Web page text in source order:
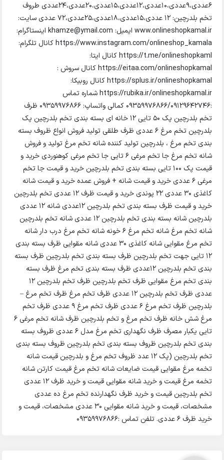
۶عددی،۹عددی،۱۰عددی،۱۲عددی،۱۵عددی،۲۰عددی،۲۴عددی طروف
تخم بلدرچین: ۱۲ عددی،۱۵عددی،۱۸عددی،۲۵عددی،۷۲ عددی سایت:
www.onlineshopkamal.ir ایمیل: khamze@ymail.com اینستاگرام:
https://www.instagram.com/onlineshop_kamala کانال تلگرام:
https://t.me/onlineshopkaml کانال ایتا:
https://eitaa.com/onlineshopkamal کانال سروش :
https://splus.ir/onlineshopkamal کانال روبیکا:
https://rubika.ir/onlineshopkamal.ir شماره تماس
:09359976866/09129642746 کمالی واتساپ: 09359976866 ظرف
تخم بلدرچین پک 50 تایی 12 خانه ای بسته بندی تخم بلدرچین پک
بلدرچین تخم مرغ 6 عددی ظرف طلقی تولید فروش انواع ظروف بسته
بندی تخم مرغ ، بلدرچین تولید کننده شانه تخم مرغ تولید و فروش
شانه تخم مرغ جا تخم مرغی 6 تایی جا تخم مرغی کوهنوردی خرید و
قیمت پک 100 تایی بسته بندی تخم بلدرچین خرید و قیمت جا تخم
مرغی 6 عددی خرید و قیمت شانه + فروش عمده خرید و قیمت شانه
کاغذی 30 عددی 22 پوندی خرید و قیمت ظرف ۱۲ عددی تخم بلدرچین
خرید و قیمت ظرف بسته بندی تخم بلدرچین 12عددی شانه 12 عددی
بلدرچین شانه بسته بندی تخم بلدرچین 12 عددی شانه تخم بلدرچین
شانه تخم مرغ شانه تخم مرغ 6 خونه شانه تخم مرغ درب دار شانه
تخم مرغ مقوایی شانه کاغذی 30 عددی شانه مقوایی ظرف بسته بندی
12 تایی جهت تخم بلدرچین ظرف بسته بندی تخم بلدرچین ظرف بسته
بندی تخم بلدرچین 12عددی ظرف بسته بندی تخم مرغ ظرف بسته
بندی تخم مرغ مقوایی ظرف تخم بلدرچین ظرف تخم بلدرچین 12
عددی ظرف تخم بلدرچین 12 عددی ظرف تخم مرغ ظرف تخم مرغ –
بلدرچین ظرف تخم مرغ 6 عددی ظرف تخم مرغ 9 عددی ظرف تخم
مرغ شش خانه ظرف تخم مرغ و تخم بلدرچین ظرف شانه تخم مرغی ۶
تایی یکبار مصرف ظرف نگهداری تخم مرغ مدل 6 عددی ظروف بسته
بندی تخم بلدرچین ظروف بسته بندی تخم بلدرچین ظروف بسته بندی
تخم بلدرچین (پک 12 عدد ظروف تخم مرغ و بلدرچین قیمت شانه
تخمه مرغ مقوایی قیمت ضایعات شانه تخم مرغ قیمت کارتن شانه
تخمه مرغ قیمت و خرید شانه مقوایی قیمت و خرید ظرف ۱۲ عددی
تخم بلدرچین قیمت و خرید ظرف نگهدارنده تخم مرغ ده عددی
مشخصات، قیمت و خرید شانه مقوایی ۳۰ عددی مشخصات، قیمت و
خرید ظرف ۶ عددی. تلفن تماس :09359976866